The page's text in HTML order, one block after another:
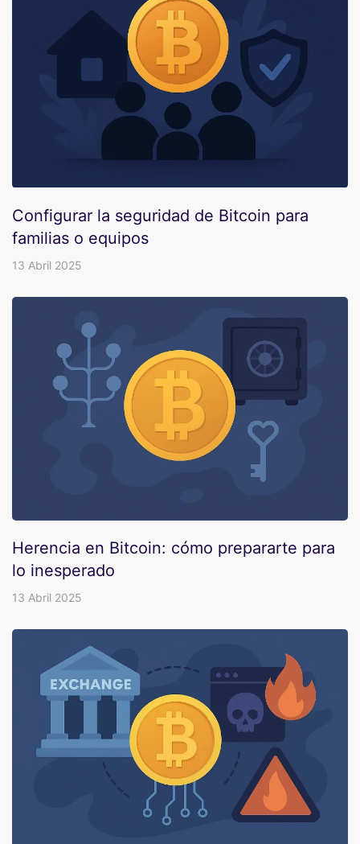
Configurar la seguridad de Bitcoin para
familias o equipos
13 Abril 2025
Herencia en Bitcoin: cómo prepararte para
lo inesperado
13 Abril 2025